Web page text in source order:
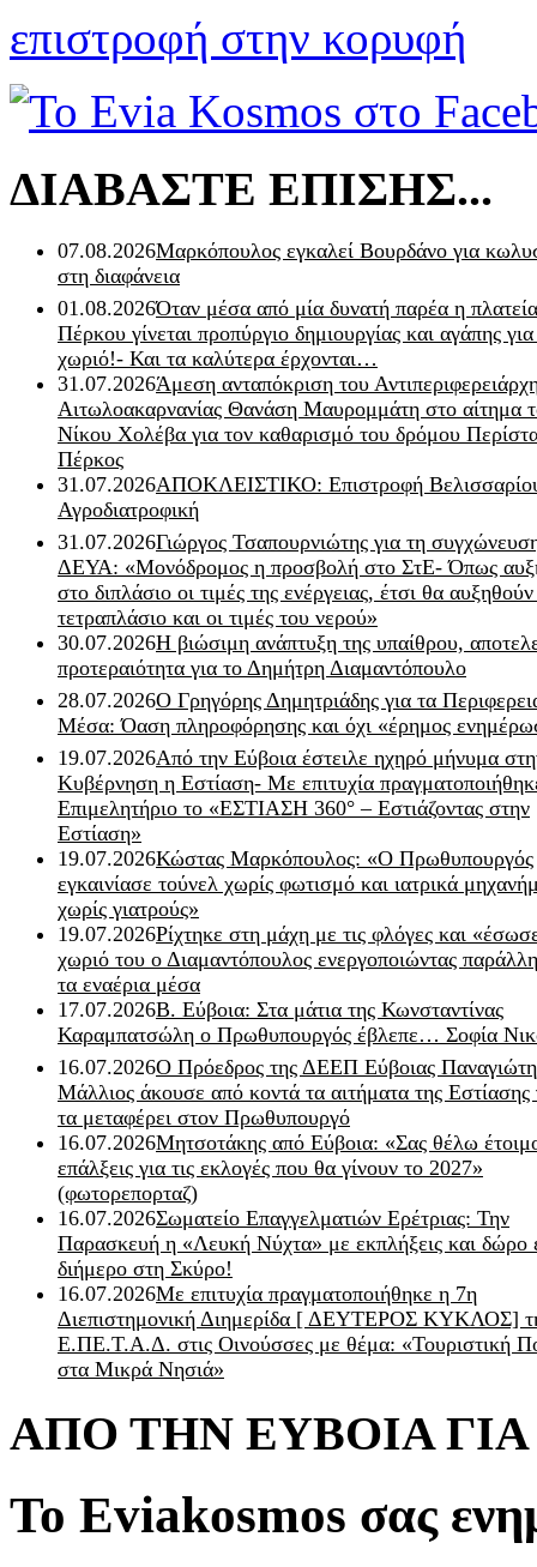
επιστροφή στην κορυφή
ΔΙΑΒΑΣΤΕ ΕΠΙΣΗΣ...
07.08.2026Μαρκόπουλος εγκαλεί Βουρδάνο για
στη διαφάνεια
01.08.2026Όταν μέσα από μία δυνατή παρέα η
Πέρκου γίνεται προπύργιο δημιουργίας και αγάπης
χωριό!- Και τα καλύτερα έρχονται…
31.07.2026Άμεση ανταπόκριση του
Αιτωλοακαρνανίας Θανάση Μαυρομμάτη στο αίτημα
Νίκου Χολέβα για τον καθαρισμό του δρόμου
Πέρκος
31.07.2026ΑΠΟΚΛΕΙΣΤΙΚΟ: Επιστροφή
Αγροδιατροφική
31.07.2026Γιώργος Τσαπουρνιώτης για τη
ΔΕΥΑ: «Μονόδρομος η προσβολή στο ΣτΕ- Όπως
στο διπλάσιο οι τιμές της ενέργειας, έτσι θα
τετραπλάσιο και οι τιμές του νερού»
30.07.2026Η βιώσιμη ανάπτυξη της υπαίθρου,
προτεραιότητα για το Δημήτρη Διαμαντόπουλο
28.07.2026Ο Γρηγόρης Δημητριάδης για τα
Μέσα: Όαση πληροφόρησης και όχι «έρημος
19.07.2026Από την Εύβοια έστειλε ηχηρό μήνυμα
Κυβέρνηση η Εστίαση- Με επιτυχία
Επιμελητήριο το «ΕΣΤΙΑΣΗ 360° – Εστιάζοντας στην
Εστίαση»
19.07.2026Κώστας Μαρκόπουλος: «Ο Πρωθυπουργός
εγκαινίασε τούνελ χωρίς φωτισμό και ιατρικά
χωρίς γιατρούς»
19.07.2026Ρίχτηκε στη μάχη με τις φλόγες και
χωριό του ο Διαμαντόπουλος ενεργοποιώντας
τα εναέρια μέσα
17.07.2026Β. Εύβοια: Στα μάτια της Κωνσταντίνας
Καραμπατσώλη ο Πρωθυπουργός έβλεπε… Σοφία
16.07.2026Ο Πρόεδρος της ΔΕΕΠ Εύβοιας
Μάλλιος άκουσε από κοντά τα αιτήματα της Εστίασης
τα μεταφέρει στον Πρωθυπουργό
16.07.2026Μητσοτάκης από Εύβοια: «Σας θέλω
επάλξεις για τις εκλογές που θα γίνουν το 2027»
(φωτορεπορταζ)
16.07.2026Σωματείο Επαγγελματιών Ερέτριας: Την
Παρασκευή η «Λευκή Νύχτα» με εκπλήξεις και δώρο
διήμερο στη Σκύρο!
16.07.2026Με επιτυχία πραγματοποιήθηκε η 7η
Διεπιστημονική Διημερίδα [ ΔEYΤΕΡΟΣ ΚΥΚΛΟΣ]
Ε.ΠΕ.Τ.Α.Δ. στις Οινούσσες με θέμα: «Τουριστική
στα Μικρά Νησιά»
ΑΠΟ ΤΗΝ ΕΥΒΟΙΑ
Το Eviakosmos σας